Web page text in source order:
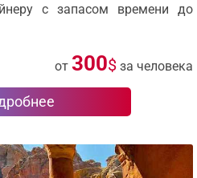
с запасом времени до
от 300$ за человека